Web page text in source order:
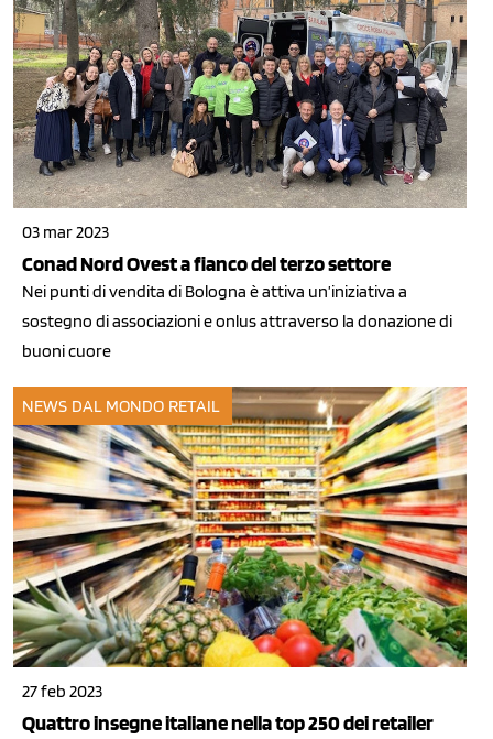
03 mar 2023
Conad Nord Ovest a fianco del terzo settore
Nei punti di vendita di Bologna è attiva un’iniziativa a
sostegno di associazioni e onlus attraverso la donazione di
buoni cuore
NEWS DAL MONDO RETAIL
27 feb 2023
Quattro insegne italiane nella top 250 dei retailer